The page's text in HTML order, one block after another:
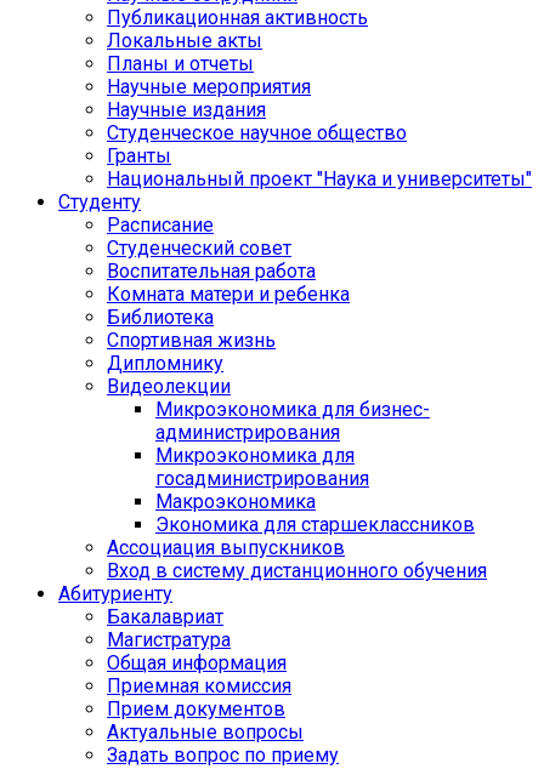
Публикационная активность
Локальные акты
Планы и отчеты
Научные мероприятия
Научные издания
Студенческое научное общество
Гранты
Национальный проект "Наука и университеты"
Студенту
Расписание
Студенческий совет
Воспитательная работа
Комната матери и ребенка
Библиотека
Спортивная жизнь
Дипломнику
Видеолекции
Микроэкономика для бизнес-
администрирования
Микроэкономика для
госадминистрирования
Макроэкономика
Экономика для старшеклассников
Ассоциация выпускников
Вход в систему дистанционного обучения
Абитуриенту
Бакалавриат
Магистратура
Общая информация
Приемная комиссия
Прием документов
Актуальные вопросы
Задать вопрос по приему